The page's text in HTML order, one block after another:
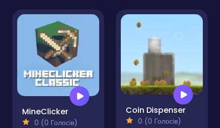
MineClicker
0 (0 Голосів)
Coin Dispenser
0 (0 Голосів)